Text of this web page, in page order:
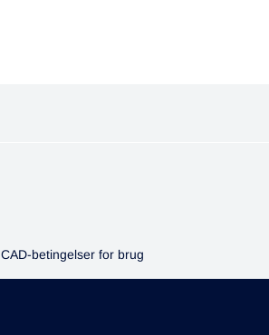
CAD-betingelser for brug